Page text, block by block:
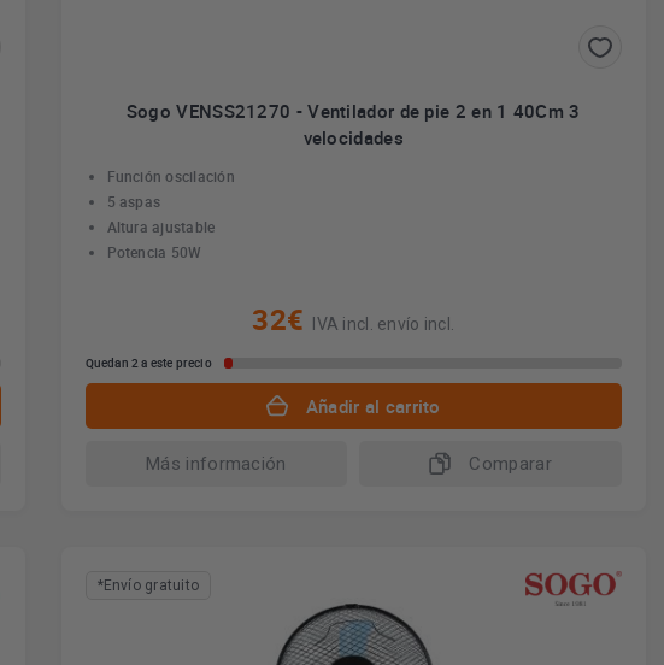
Sogo VENSS21270 - Ventilador de pie 2 en 1 40Cm 3
velocidades
Función oscilación
5 aspas
Altura ajustable
Potencia 50W
32€ IVA incl. envío incl.
Quedan 2 a este precio
Añadir al carrito
Más información Comparar
*Envío gratuito